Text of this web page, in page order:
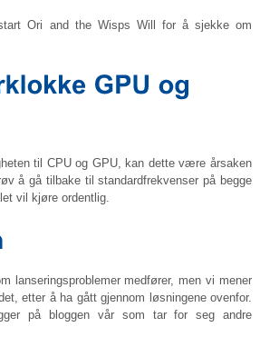
Ori and the Wisps Will for å sjekke om
til CPU og GPU, kan dette være årsaken
å gå tilbake til standardfrekvenser på begge
vil kjøre ordentlig.
lanseringsproblemer medfører, men vi mener
etter å ha gått gjennom løsningene ovenfor.
på bloggen vår som tar for seg andre